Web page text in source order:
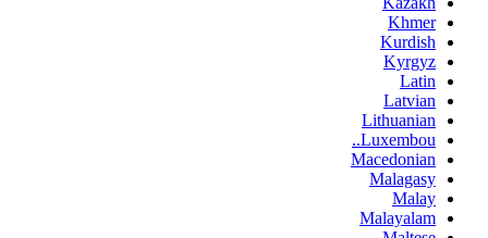
Khmer
Kurdish
Kyrgyz
Latin
Latvian
Lithuanian
Luxembou..
Macedonian
Malagasy
Malay
Malayalam